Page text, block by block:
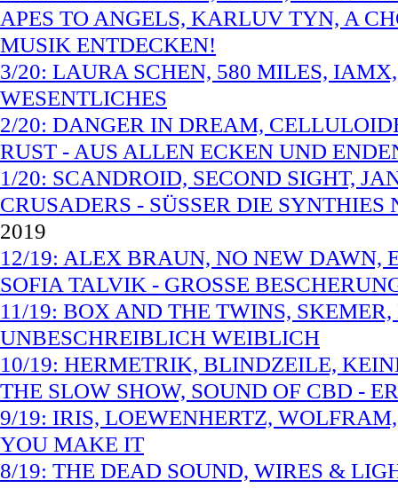
APES TO ANGELS, KARLUV TYN, A
MUSIK ENTDECKEN!
3/20: LAURA SCHEN, 580 MILES,
WESENTLICHES
2/20: DANGER IN DREAM,
RUST - AUS ALLEN ECKEN UND
1/20: SCANDROID, SECOND SIGHT,
CRUSADERS - SÜSSER DIE
2019
12/19: ALEX BRAUN, NO NEW DAWN,
SOFIA TALVIK - GROSSE
11/19: BOX AND THE TWINS,
UNBESCHREIBLICH WEIBLICH
10/19: HERMETRIK, BLINDZEILE,
THE SLOW SHOW, SOUND OF CBD -
9/19: IRIS, LOEWENHERTZ,
YOU MAKE IT
8/19: THE DEAD SOUND, WIRES &